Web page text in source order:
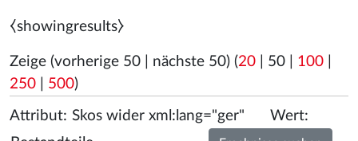
⧼showingresults⧽
Zeige (vorherige 50 nächste 50) (20 50 100
250
500)
Attribut: Wert: